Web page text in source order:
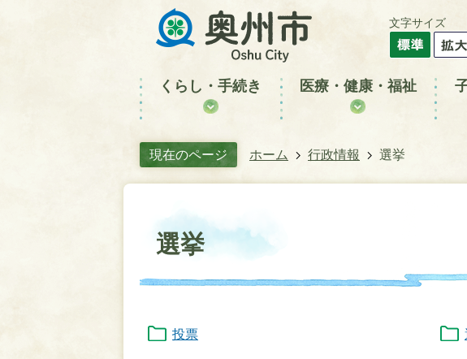
文字サイズ
くらし・手続き 医療・健康・福祉
現在のページ ホーム 行政情報 選挙
選挙
投票